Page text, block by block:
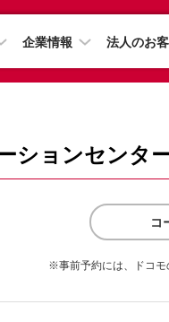
企業情報 法人のお
ションセンタ
コ
※事前予約には、ドコモ